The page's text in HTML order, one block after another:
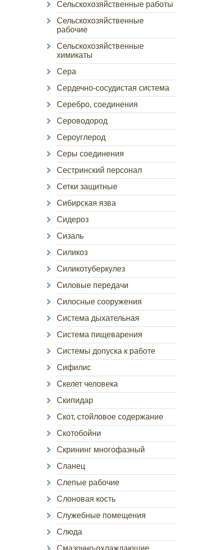
Сельскохозяйственные работы
Сельскохозяйственные
рабочие
Сельскохозяйственные
химикаты
Сера
Сердечно-сосудистая система
Серебро, соединения
Сероводород
Сероуглерод
Серы соединения
Сестринский персонал
Сетки защитные
Сибирская язва
Сидероз
Сизаль
Силикоз
Силикотуберкулез
Силовые передачи
Силосные сооружения
Система дыхательная
Система пищеварения
Системы допуска к работе
Сифилис
Скелет человека
Скипидар
Скот, стойловое содержание
Скотобойни
Скрининг многофазный
Сланец
Слепые рабочие
Слоновая кость
Служебные помещения
Слюда
Смазочно-охлаждающие